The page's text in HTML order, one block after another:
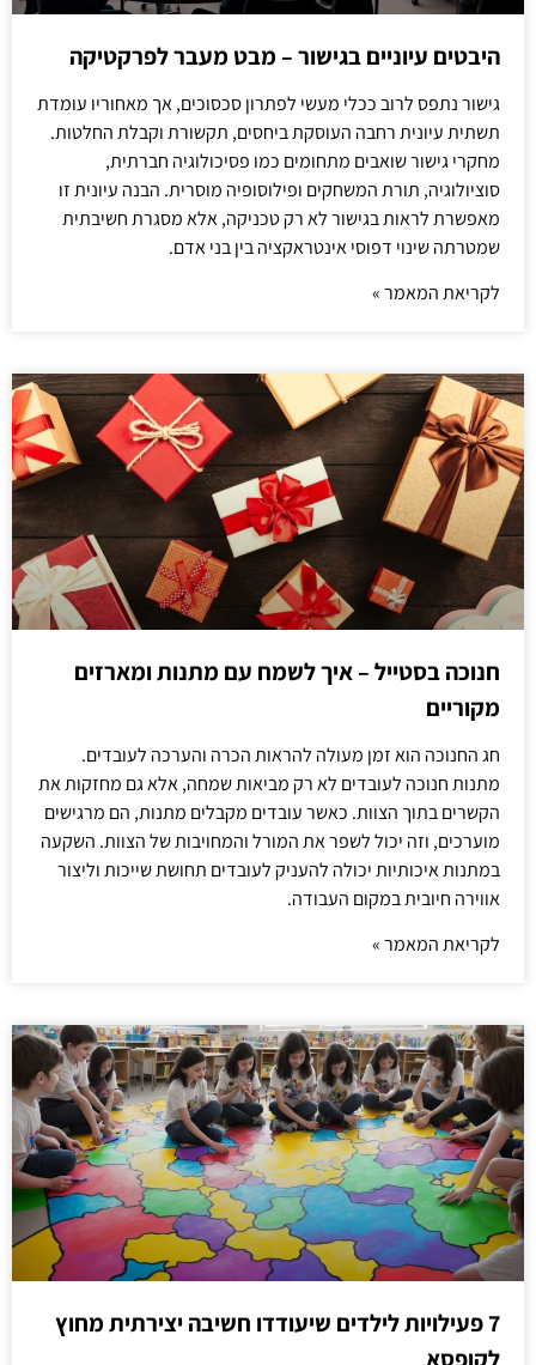
היבטים עיוניים בגישור – מבט מעבר לפרקטיקה
גישור נתפס לרוב ככלי מעשי לפתרון סכסוכים, אך מאחוריו עומדת
תשתית עיונית רחבה העוסקת ביחסים, תקשורת וקבלת החלטות.
מחקרי גישור שואבים מתחומים כמו פסיכולוגיה חברתית,
סוציולוגיה, תורת המשחקים ופילוסופיה מוסרית. הבנה עיונית זו
מאפשרת לראות בגישור לא רק טכניקה, אלא מסגרת חשיבתית
שמטרתה שינוי דפוסי אינטראקציה בין בני אדם.
לקריאת המאמר »
חנוכה בסטייל – איך לשמח עם מתנות ומארזים
מקוריים
חג החנוכה הוא זמן מעולה להראות הכרה והערכה לעובדים.
מתנות חנוכה לעובדים לא רק מביאות שמחה, אלא גם מחזקות את
הקשרים בתוך הצוות. כאשר עובדים מקבלים מתנות, הם מרגישים
מוערכים, וזה יכול לשפר את המורל והמחויבות של הצוות. השקעה
במתנות איכותיות יכולה להעניק לעובדים תחושת שייכות וליצור
אווירה חיובית במקום העבודה.
לקריאת המאמר »
7 פעילויות לילדים שיעודדו חשיבה יצירתית מחוץ
לקופסא